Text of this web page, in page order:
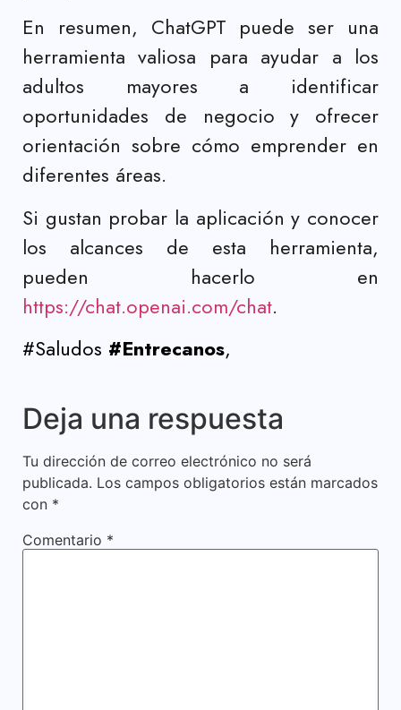
En resumen, ChatGPT puede ser una
herramienta valiosa para ayudar a los
adultos mayores a identificar
oportunidades de negocio y ofrecer
orientación sobre cómo emprender en
diferentes áreas.
Si gustan probar la aplicación y conocer
los alcances de esta herramienta,
pueden hacerlo en
https://chat.openai.com/chat.
#Saludos #Entrecanos,
Deja una respuesta
Tu dirección de correo electrónico no será
publicada. Los campos obligatorios están marcados
con *
Comentario *